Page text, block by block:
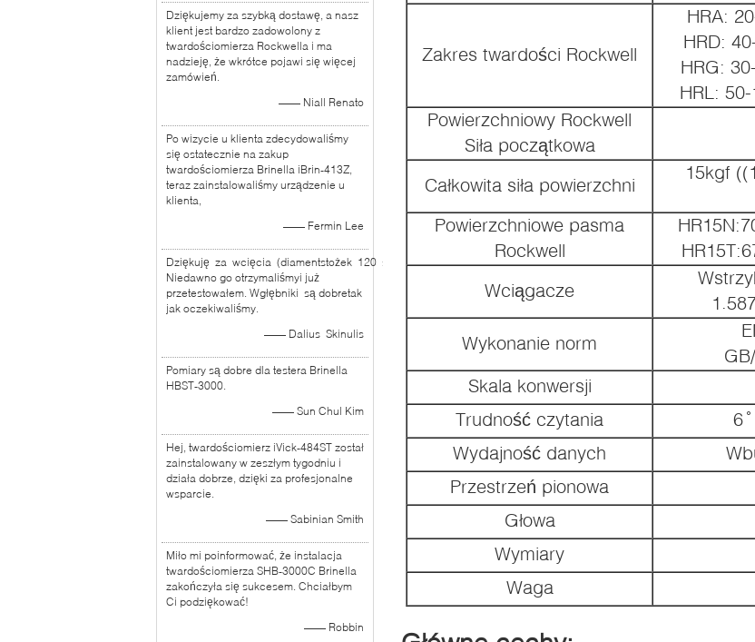
Dziękujemy za szybką dostawę, a nasz
klient jest bardzo zadowolony z
twardościomierza Rockwella i ma
nadzieję, że wkrótce pojawi się więcej
zamówień.
—— Niall Renato
Po wizycie u klienta zdecydowaliśmy
się ostatecznie na zakup
twardościomierza Brinella iBrin-413Z,
teraz zainstalowaliśmy urządzenie u
klienta,
—— Fermin Lee
Dziękuję za wcięcia (diamentstożek 120 stopni).
Niedawno go otrzymaliśmyi już
przetestowałem. Wgłębniki są dobretak
jak oczekiwaliśmy.
—— Dalius Skinulis
Pomiary są dobre dla testera Brinella
HBST-3000.
—— Sun Chul Kim
Hej, twardościomierz iVick-484ST został
zainstalowany w zeszłym tygodniu i
działa dobrze, dzięki za profesjonalne
wsparcie.
—— Sabinian Smith
Miło mi poinformować, że instalacja
twardościomierza SHB-3000C Brinella
zakończyła się sukcesem. Chciałbym
Ci podziękować!
—— Robbin
Zakres twardości Rockwell
HRA:
HRD:
HRG:
HRL:
Powierzchniowy Rockwell
Siła początkowa
Całkowita siła powierzchni
15kgf
Powierzchniowe pasma
Rockwell
Wciągacze
Wykonanie norm
Skala konwersji
Trudność czytania
6
Wydajność danych
Przestrzeń pionowa
Głowa
Wymiary
Waga